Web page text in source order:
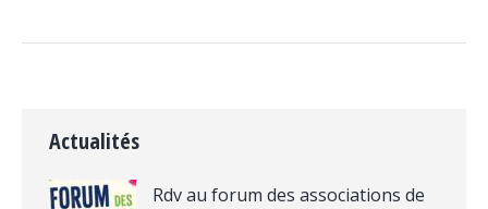
Actualités
Rdv au forum des associations de